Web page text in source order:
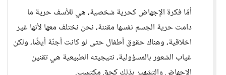
أمّا فكرة الإجهاض كحرية شخصية، هي للأسف حرية ما
دامت حرية الجسم نفسها مقننة، نحن نختلف معها لأنها غير
اخلاقية، وهناك حقوق أطفال حتى لو كانت أجنّة أيضًا، ولكن
غياب الشعور بالمسؤولية، نتيجيته الطبيعية هي تقنين